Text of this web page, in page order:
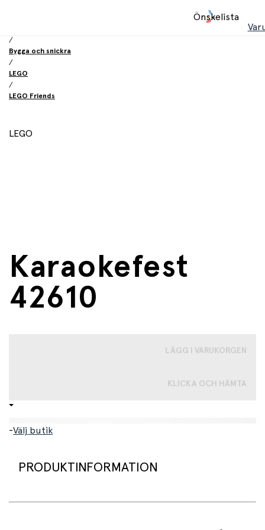
Önskelista
/
Bygga och snickra
/
LEGO
/
LEGO Friends
LEGO
Karaokefest
42610
LÄGG I VARUKORGEN
KLICKA OCH HÄMTA
-Välj butik
PRODUKTINFORMATION